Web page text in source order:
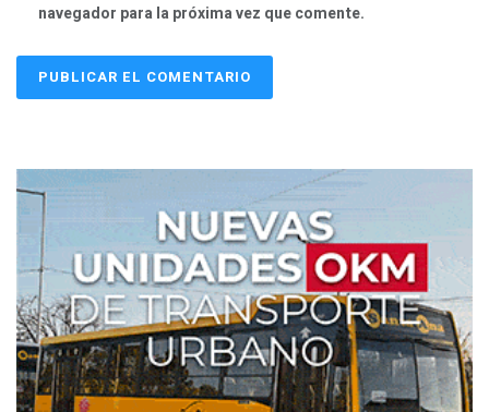
navegador para la próxima vez que comente.